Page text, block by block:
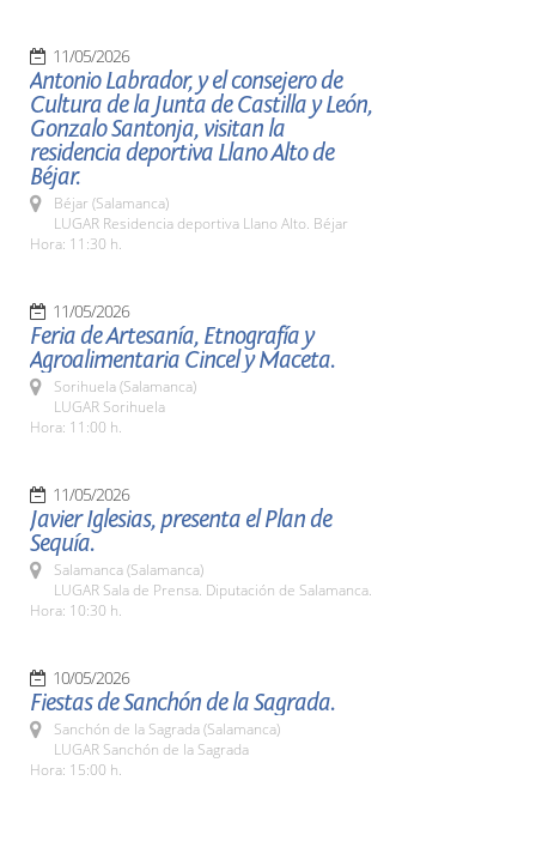
11/05/2026
Antonio Labrador, y el consejero de
Cultura de la Junta de Castilla y León,
Gonzalo Santonja, visitan la
residencia deportiva Llano Alto de
Béjar.
Béjar (Salamanca)
LUGAR Residencia deportiva Llano Alto. Béjar
Hora: 11:30 h.
11/05/2026
Feria de Artesanía, Etnografía y
Agroalimentaria Cincel y Maceta.
Sorihuela (Salamanca)
LUGAR Sorihuela
Hora: 11:00 h.
11/05/2026
Javier Iglesias, presenta el Plan de
Sequía.
Salamanca (Salamanca)
LUGAR Sala de Prensa. Diputación de Salamanca.
Hora: 10:30 h.
10/05/2026
Fiestas de Sanchón de la Sagrada.
Sanchón de la Sagrada (Salamanca)
LUGAR Sanchón de la Sagrada
Hora: 15:00 h.